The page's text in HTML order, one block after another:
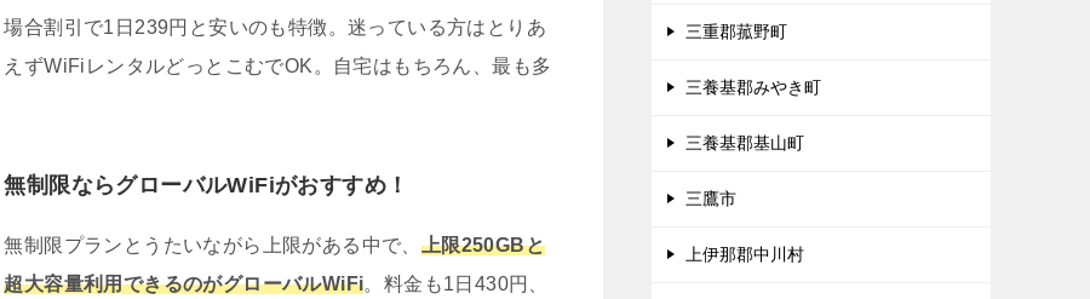
場合割引で1日239円と安いのも特徴。迷っている方はとりあ
えずWiFiレンタルどっとこむでOK。自宅はもちろん、最も多
無制限ならグローバルWiFiがおすすめ！
無制限プランとうたいながら上限がある中で、 上限250GBと
超大容量利用できるのがグローバルWiFi。料金も1日430円、
三重郡菰野町
三養基郡みやき町
三養基郡基山町
三鷹市
上伊那郡中川村